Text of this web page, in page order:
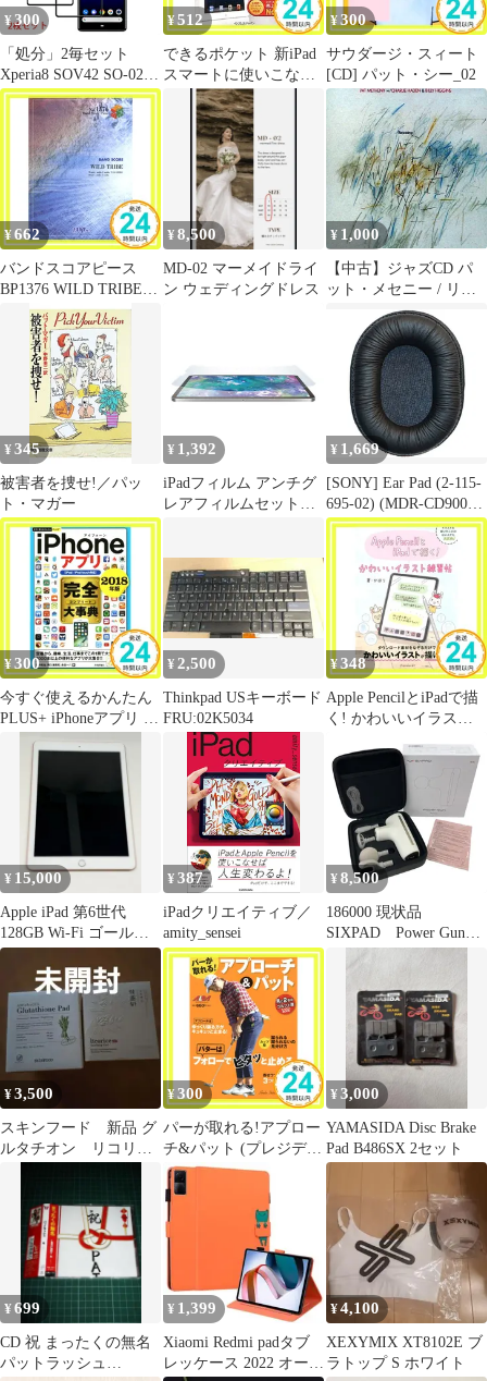
¥300
「処分」2毎セット
Xperia8 SOV42 SO-02M
902SO 保護フィルム 強
化ガラス保護フィルム
フィルム 安い 人気 透
明 黒
¥512
できるポケット 新iPad
スマートに使いこなす
基本＆活用ワザ
150［第3世代4G＆Wi-Fi
モデル対応］ 法林 岳
之? 橋本 保? 清水 理史?
白根 雅彦; できるシリ
ーズ編集部_02
¥300
サウダージ・スィート
[CD] パット・シー_02
¥662
バンドスコアピース
BP1376 WILD TRIBE /
ACE OF SPADES [楽譜]
[Nov 09， 2012] -_02
¥8,500
MD-02 マーメイドライ
ン ウェディングドレス
¥ 1,000
【中古】ジャズCD パ
ット・メセニー / リジ
ョイシング
¥345
被害者を捜せ!／パッ
ト・マガー
¥ 1,392
iPadフィルム アンチグ
レアフィルムセット
iPadAir 4th 対応
¥ 1,669
[SONY] Ear Pad (2-115-
695-02) (MDR-CD900ST
用純正イヤーパッド)
¥300
今すぐ使えるかんたん
PLUS+ iPhoneアプリ 完
全大事典 2018年版
[iPad/iPod touch対応]
[Sep 13, 2017] 田中 拓
也、 阿久津 良和; 永田
一八_02
¥ 2,500
Thinkpad USキーボード
FRU:02K5034
¥348
Apple PencilとiPadで描
く! かわいいイラスト
行本] かほり_02
¥ 15,000
Apple iPad 第6世代
128GB Wi-Fi ゴールド
本体_02
¥387
iPadクリエイティブ／
amity_sensei
¥ 8,500
186000 現状品
SIXPAD Power Gun
¥3,500
スキンフード 新品 グ
ルタチオン リコリス
¥300
パーが取れる!アプロー
チ&パット (プレジデン
トムック ALBA
TROSS-VIEW月に2回
のゴルフ上達) [Apr
05， 2021]_02
¥3,000
YAMASIDA Disc Brake
Pad B486SX 2セット
¥699
CD 祝 まったくの無名
パットラッシュ
¥ 1,399
Xiaomi Redmi padタブ
レッケース 2022 オート
¥4,100
XEXYMIX XT8102E ブ
ラトップ S ホワイト